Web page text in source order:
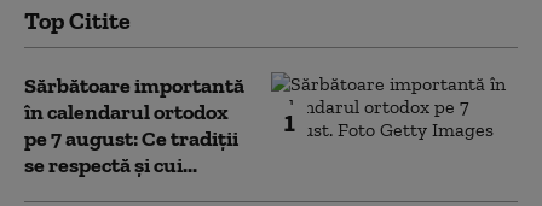
Top Citite
1
Sărbătoare importantă
în calendarul ortodox
pe 7 august: Ce tradiții
se respectă și cui...